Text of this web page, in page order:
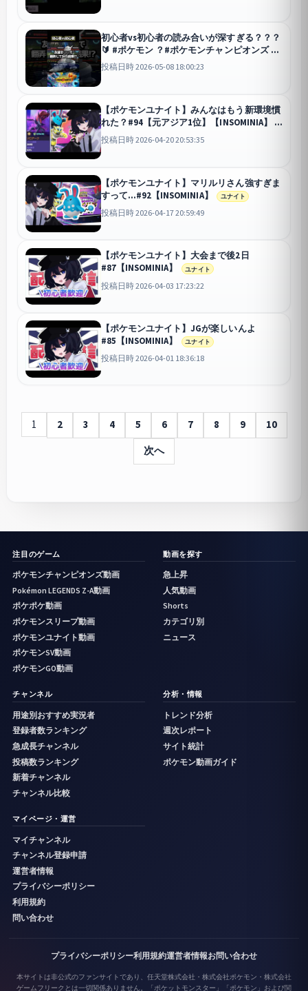
初心者vs初心者の読み合いが深すぎる？？？
🔰 #ポケモン ？#ポケモンチャンピオンズ #
ポケチャン #shorts
チャンピオンズ
投稿日時 2026-05-08 18:00:23
【ポケモンユナイト】みんなはもう新環境慣
れた？#94【元アジア1位】【INSOMINIA】
ユナイト
投稿日時 2026-04-20 20:53:35
【ポケモンユナイト】マリルリさん強すぎま
すって…#92【INSOMINIA】
ユナイト
投稿日時 2026-04-17 20:59:49
【ポケモンユナイト】大会まで後2日
#87【INSOMINIA】
ユナイト
投稿日時 2026-04-03 17:23:22
【ポケモンユナイト】JGが楽しいんよ
#85【INSOMINIA】
ユナイト
投稿日時 2026-04-01 18:36:18
1 2 3 4 5 6 7 8 9
10
次へ
注目のゲーム
ポケモンチャンピオンズ動画
Pokémon LEGENDS Z-A動画
ポケポケ動画
ポケモンスリープ動画
ポケモンユナイト動画
ポケモンSV動画
ポケモンGO動画
動画を探す
急上昇
人気動画
Shorts
カテゴリ別
ニュース
チャンネル
用途別おすすめ実況者
登録者数ランキング
急成長チャンネル
投稿数ランキング
新着チャンネル
チャンネル比較
分析・情報
トレンド分析
週次レポート
サイト統計
ポケモン動画ガイド
マイページ・運営
マイチャンネル
チャンネル登録申請
運営者情報
プライバシーポリシー
利用規約
問い合わせ
プライバシーポリシー利用規約運営者情報お問い合わせ
本サイトは非公式のファンサイトであり、任天堂株式会社・株式会社ポケモン・株式会社
ゲームフリークとは一切関係ありません。「ポケットモンスター」「ポケモン」および関